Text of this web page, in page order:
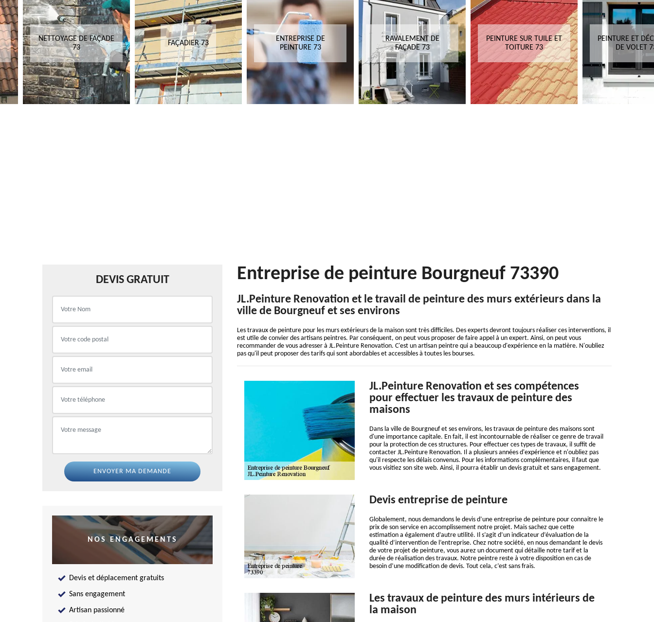
NETTOYAGE DE FAÇADE
73
FAÇADIER 73
ENTREPRISE DE
PEINTURE 73
RAVALEMENT DE
FAÇADE 73
PEINTURE SUR TUILE ET
TOITURE 73
PEINTURE ET
DE VOLET
DEVIS GRATUIT
NOS ENGAGEMENTS
Devis et déplacement gratuits
Sans engagement
Artisan passionné
Entreprise de peinture Bourgneuf 73390
JL.Peinture Renovation et le travail de peinture des murs extérieurs dans la
ville de Bourgneuf et ses environs
Les travaux de peinture pour les murs extérieurs de la maison sont très difficiles. Des experts devront toujours réaliser ces interventions, il
est utile de convier des artisans peintres. Par conséquent, on peut vous proposer de faire appel à un expert. Ainsi, on peut vous
recommander de vous adresser à JL.Peinture Renovation. C'est un artisan peintre qui a beaucoup d'expérience en la matière. N'oubliez
pas qu'il peut proposer des tarifs qui sont abordables et accessibles à toutes les bourses.
JL.Peinture Renovation et ses compétences
pour effectuer les travaux de peinture des
maisons
Dans la ville de Bourgneuf et ses environs, les travaux de peinture des maisons sont
d'une importance capitale. En fait, il est incontournable de réaliser ce genre de travail
pour la protection de ces structures. Pour effectuer ces types de travaux, il suffit de
contacter JL.Peinture Renovation. Il a plusieurs années d'expérience et n'oubliez pas
qu'il respecte les délais convenus. Pour les informations complémentaires, il faut que
vous visitiez son site web. Ainsi, il pourra établir un devis gratuit et sans engagement.
Devis entreprise de peinture
Globalement, nous demandons le devis d’une entreprise de peinture pour connaitre le
prix de son service en accomplissement notre projet. Mais sachez que cette
estimation a également d’autre utilité. Il s’agit d’un indicateur d’évaluation de la
qualité d’intervention de l’entreprise. Chez notre société, en nous demandant le devis
de votre projet de peinture, vous aurez un document qui détaille notre tarif et la
durée de réalisation des travaux. Notre peintre reste à votre disposition en cas de
besoin d’une modification de devis. Tout cela, c’est sans frais.
Les travaux de peinture des murs intérieurs de
la maison